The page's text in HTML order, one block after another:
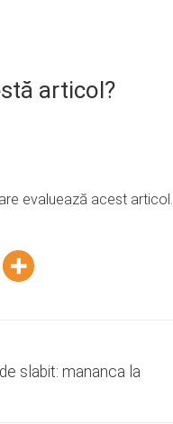
articol?
evaluează acest articol.
slabit: mananca la